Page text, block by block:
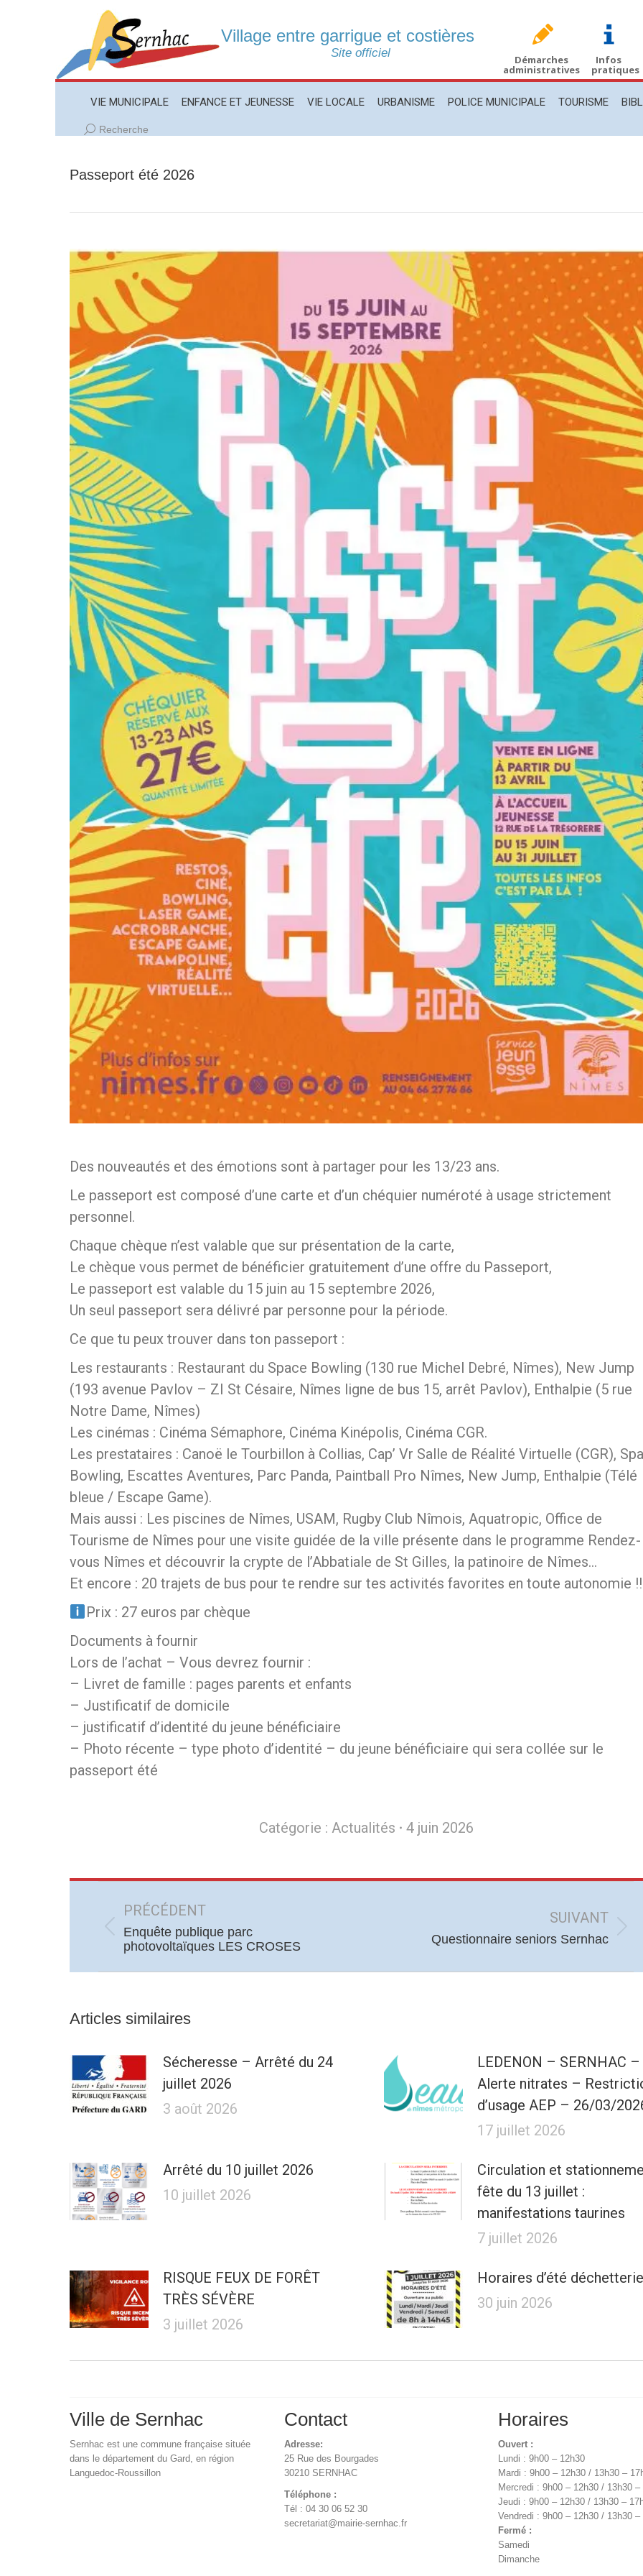
Village entre garrigue et costières
Site officiel Démarches
administratives
Infos
pratiques
VIE MUNICIPALE ENFANCE ET JEUNESSE VIE LOCALE URBANISME POLICE MUNICIPALE TOURISME
Recherche
Recherche
Passeport été 2026
Des nouveautés et des émotions sont à partager pour les 13/23 ans.
Le passeport est composé d’une carte et d’un chéquier numéroté à usage strictement
personnel.
Chaque chèque n’est valable que sur présentation de la carte,
Le chèque vous permet de bénéficier gratuitement d’une offre du Passeport,
Le passeport est valable du 15 juin au 15 septembre 2026,
Un seul passeport sera délivré par personne pour la période.
Ce que tu peux trouver dans ton passeport :
Les restaurants : Restaurant du Space Bowling (130 rue Michel Debré, Nîmes), New Jump
(193 avenue Pavlov – ZI St Césaire, Nîmes ligne de bus 15, arrêt Pavlov), Enthalpie (5 rue
Notre Dame, Nîmes)
Les cinémas : Cinéma Sémaphore, Cinéma Kinépolis, Cinéma CGR.
Les prestataires : Canoë le Tourbillon à Collias, Cap’ Vr Salle de Réalité Virtuelle (CGR),
Bowling, Escattes Aventures, Parc Panda, Paintball Pro Nîmes, New Jump, Enthalpie (Télé
bleue / Escape Game).
Mais aussi : Les piscines de Nîmes, USAM, Rugby Club Nîmois, Aquatropic, Office de
Tourisme de Nîmes pour une visite guidée de la ville présente dans le programme Rendez-
vous Nîmes et découvrir la crypte de l’Abbatiale de St Gilles, la patinoire de Nîmes…
Et encore : 20 trajets de bus pour te rendre sur tes activités favorites en toute autonomie !!
Prix : 27 euros par chèque
Documents à fournir
Lors de l’achat – Vous devrez fournir :
– Livret de famille : pages parents et enfants
– Justificatif de domicile
– justificatif d’identité du jeune bénéficiaire
– Photo récente – type photo d’identité – du jeune bénéficiaire qui sera collée sur le
passeport été
Catégorie : Actualités 4 juin 2026
article
PRÉCÉDENT
Article
précédent
Enquête publique parc
photovoltaïques LES CROSES
SUIVANT
Questionnaire seniors Sernhac
Articles similaires
Sécheresse – Arrêté du 24
juillet 2026
3 août 2026
LEDENON – SERNHAC –
Alerte nitrates –
d’usage AEP – 26/03/
17 juillet 2026
Arrêté du 10 juillet 2026
10 juillet 2026
Circulation et
fête du 13 juillet :
manifestations taurines
7 juillet 2026
RISQUE FEUX DE FORÊT
TRÈS SÉVÈRE
3 juillet 2026
Horaires d’été déchetterie
30 juin 2026
Ville de Sernhac
Sernhac est une commune française située
dans le département du Gard, en région
Languedoc-Roussillon
Contact
Adresse:
25 Rue des Bourgades
30210 SERNHAC
Téléphone :
Tél : 04 30 06 52 30
secretariat@mairie-sernhac.fr
Horaires
Ouvert :
Lundi : 9h00 – 12h30
Mardi : 9h00 – 12h30 / 13h30 –
Mercredi : 9h00 – 12h30 / 13h30 –
Jeudi : 9h00 – 12h30 / 13h30 –
Vendredi : 9h00 – 12h30 / 13h30 –
Fermé :
Samedi
Dimanche
VIE MUNICIPALE ENFANCE ET JEUNESSE VIE LOCALE URBANISME POLICE MUNICIPALE TOURISME